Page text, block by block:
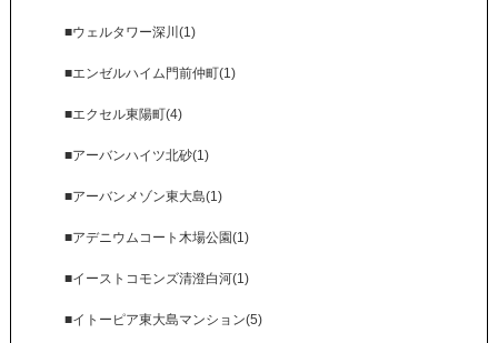
■ウェルタワー深川(1)
■エンゼルハイム門前仲町(1)
■エクセル東陽町(4)
■アーバンハイツ北砂(1)
■アーバンメゾン東大島(1)
■アデニウムコート木場公園(1)
■イーストコモンズ清澄白河(1)
■イトーピア東大島マンション(5)